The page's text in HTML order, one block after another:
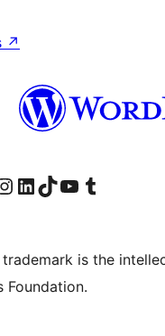
↗
Mastodon
account
нашу сторінку в Facebook
our Instagram account
Visit our LinkedIn account
Visit our TikTok account
Visit our YouTube channel
Visit our Tumblr account
trademark is the
Foundation.